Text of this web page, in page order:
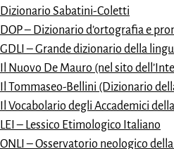
Dizionario Sabatini-Coletti
DOP – Dizionario d’ortografia e
GDLI – Grande dizionario della
Il Nuovo De Mauro (nel sito
Il Tommaseo-Bellini (Dizionario
Il Vocabolario degli Accademici
LEI – Lessico Etimologico Italiano
ONLI – Osservatorio neologico